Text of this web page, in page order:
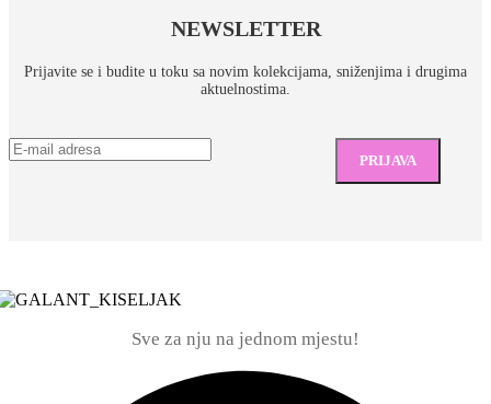
NEWSLETTER
Prijavite se i budite u toku sa novim kolekcijama, sniženjima i drugima
aktuelnostima.
Sve za nju na jednom mjestu!